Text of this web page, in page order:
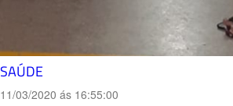
SAÚDE
11/03/2020 ás 16:55:00